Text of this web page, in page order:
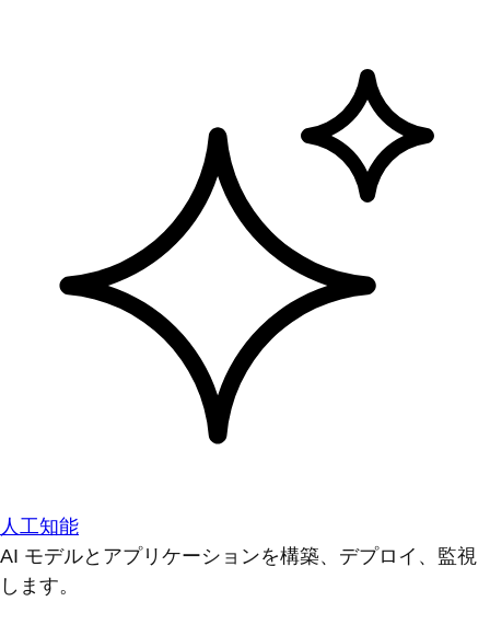
人工知能
AI モデルとアプリケーションを構築、デプロイ、監視
します。